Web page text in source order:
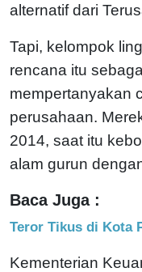
alternatif dari
Tapi, kelompok
rencana itu
mempertanyakan
perusahaan.
2014, saat itu
alam gurun
Baca Juga :
Teror Tikus di Kota
Kementerian